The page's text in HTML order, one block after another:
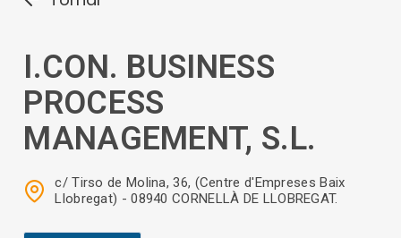
I.CON. BUSINESS
PROCESS
MANAGEMENT, S.L.
c/ Tirso de Molina, 36, (Centre d'Empreses Baix
Llobregat) - 08940 CORNELLÀ DE LLOBREGAT.